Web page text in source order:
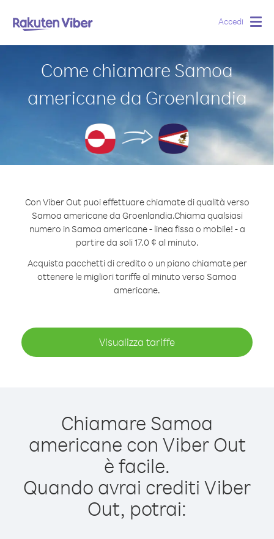
Accedi
Come chiamare Samoa
americane da Groenlandia
Con Viber Out puoi effettuare chiamate di qualità verso
Samoa americane da Groenlandia.Chiama qualsiasi
numero in Samoa americane - linea fissa o mobile! - a
partire da soli 17.0 ¢ al minuto.
Acquista pacchetti di credito o un piano chiamate per
ottenere le migliori tariffe al minuto verso Samoa
americane.
Visualizza tariffe
Chiamare Samoa
americane con Viber Out
è facile.
Quando avrai crediti Viber
Out, potrai: